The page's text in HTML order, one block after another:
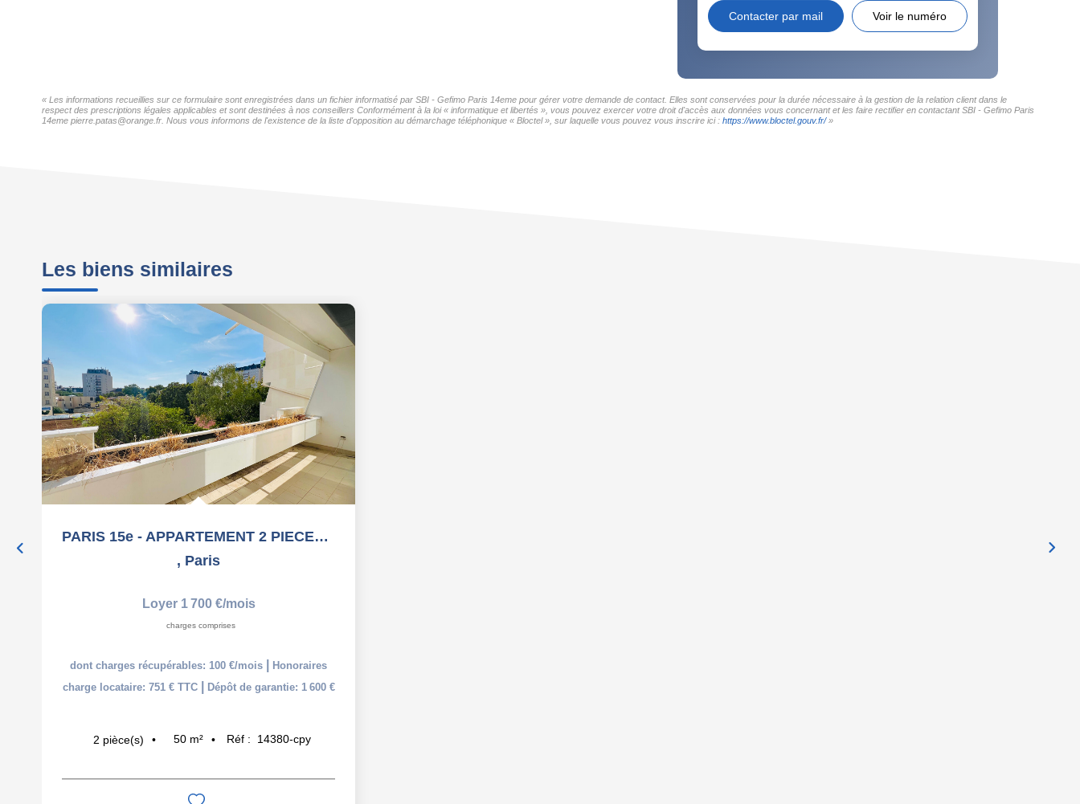
Contacter par mail Voir le numéro
« Les informations recueillies sur ce formulaire sont enregistrées dans un fichier informatisé par SBI - Gefimo Paris 14eme pour gérer votre demande de contact. Elles sont conservées pour la durée nécessaire à la gestion de la relation client dans le
respect des prescriptions légales applicables et sont destinées à nos conseillers Conformément à la loi « informatique et libertés », vous pouvez exercer votre droit d'accès aux données vous concernant et les faire rectifier en contactant SBI - Gefimo Paris
14eme pierre.patas@orange.fr. Nous vous informons de l'existence de la liste d'opposition au démarchage téléphonique « Bloctel », sur laquelle vous pouvez vous inscrire ici : https://www.bloctel.gouv.fr/»
Les biens similaires
PARIS 15e - APPARTEMENT 2 PIECES AVEC BALCON + PARKING -...
, Paris
Loyer 1 700 €/mois
charges comprises
dont charges récupérables: 100 €/mois
Honoraires
charge locataire: 751 € TTC
Dépôt de garantie: 1 600 €
2 pièce(s) 50 m² Réf : 14380-cpy